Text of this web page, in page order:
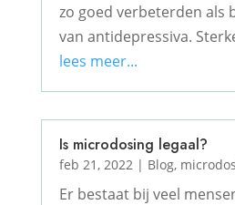
zo goed verbeterden als
van antidepressiva.
lees meer...
Is microdosing legaal?
feb 21, 2022| Blog,
Er bestaat bij veel